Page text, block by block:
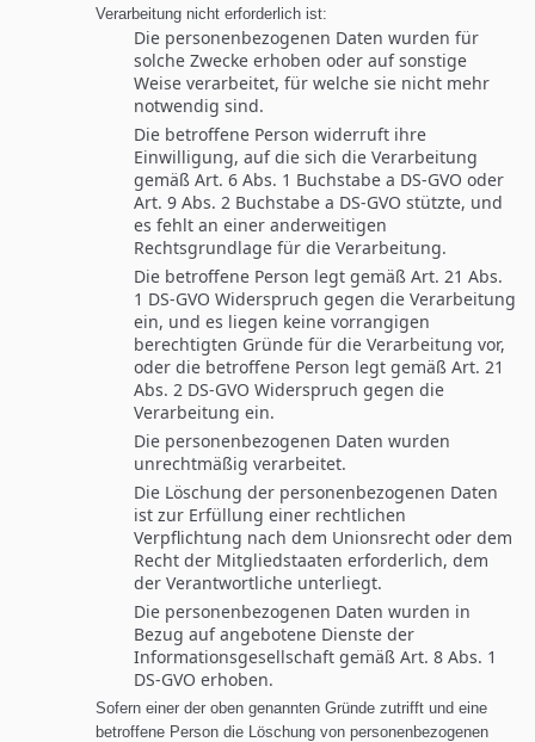
Verarbeitung nicht erforderlich ist:
Die personenbezogenen Daten wurden für
solche Zwecke erhoben oder auf sonstige
Weise verarbeitet, für welche sie nicht mehr
notwendig sind.
Die betroffene Person widerruft ihre
Einwilligung, auf die sich die Verarbeitung
gemäß Art. 6 Abs. 1 Buchstabe a DS-GVO oder
Art. 9 Abs. 2 Buchstabe a DS-GVO stützte, und
es fehlt an einer anderweitigen
Rechtsgrundlage für die Verarbeitung.
Die betroffene Person legt gemäß Art. 21 Abs.
1 DS-GVO Widerspruch gegen die Verarbeitung
ein, und es liegen keine vorrangigen
berechtigten Gründe für die Verarbeitung vor,
oder die betroffene Person legt gemäß Art. 21
Abs. 2 DS-GVO Widerspruch gegen die
Verarbeitung ein.
Die personenbezogenen Daten wurden
unrechtmäßig verarbeitet.
Die Löschung der personenbezogenen Daten
ist zur Erfüllung einer rechtlichen
Verpflichtung nach dem Unionsrecht oder dem
Recht der Mitgliedstaaten erforderlich, dem
der Verantwortliche unterliegt.
Die personenbezogenen Daten wurden in
Bezug auf angebotene Dienste der
Informationsgesellschaft gemäß Art. 8 Abs. 1
DS-GVO erhoben.
Sofern einer der oben genannten Gründe zutrifft und eine
betroffene Person die Löschung von personenbezogenen